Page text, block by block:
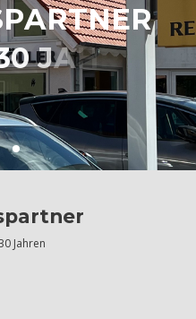
PARTNER
0 JAHRE N
Jahren